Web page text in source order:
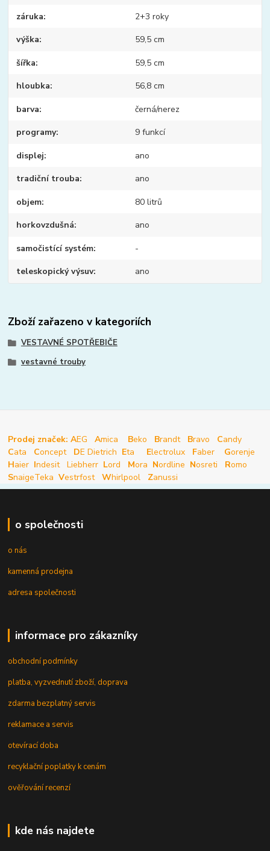
záruka 2+3 roky
výška 59,5 cm
šířka 59,5 cm
hloubka 56,8 cm
barva černá/nerez
programy 9 funkcí
displej ano
tradiční trouba ano
objem 80 litrů
horkovzdušná ano
samočistící systém -
teleskopický výsuv ano
Zboží zařazeno v kategoriích
VESTAVNÉ SPOTŘEBIČE
vestavné trouby
Prodej značek: AEG Amica Beko Brandt Bravo Candy
Cata Concept DE Dietrich Eta Electrolux Faber Gorenje
Haier Indesit Liebherr Lord Mora Nordline Nosreti Romo
SnaigeTeka Vestrfost Whirlpool Zanussi
o společnosti
o nás
kamenná prodejna
adresa společnosti
informace pro zákazníky
obchodní podmínky
platba, vyzvednutí zboží, doprava
zdarma bezplatný servis
reklamace a servis
otevírací doba
recyklační poplatky k cenám
ověřování recenzí
kde nás najdete